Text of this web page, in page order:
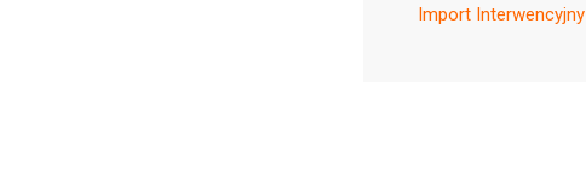
Import Interwencyjny